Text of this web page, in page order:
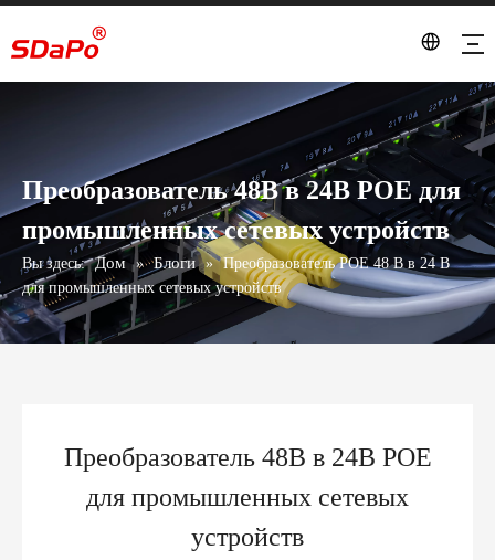
Преобразователь 48В в 24В POE для
промышленных сетевых устройств
Вы здесь: Дом » Блоги » Преобразователь POE 48 В в 24 В
для промышленных сетевых устройств
Преобразователь 48В в 24В POE
для промышленных сетевых
устройств